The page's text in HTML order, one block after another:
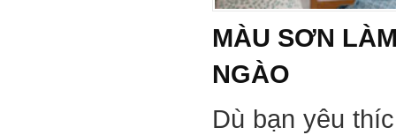
MÀU SƠN
NGÀO
Dù bạn yêu